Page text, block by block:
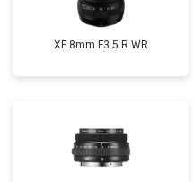
XF 8mm F3.5 R WR